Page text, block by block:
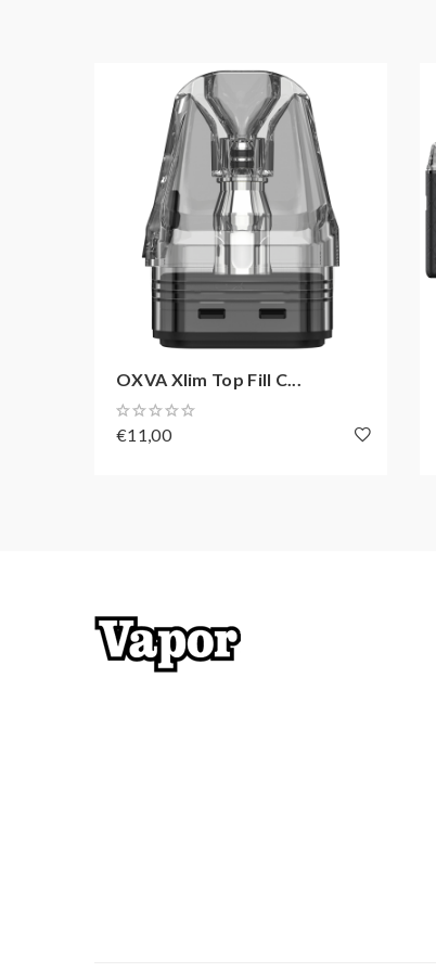
Produced by OXVA
Status-LED
Liquidkapazität: 2 ml
Zugverhalten: MTL, RDL
Zugautomatik
Akkukapazität: 1000 mAh
Befüllmechanismus: Side-Fill-System
stufenlose Airflow
Material: Kunstleder und PCTG
Ladestrom: 5 V / 1 A
OXVA Xlim Top Fill C...
€11,00